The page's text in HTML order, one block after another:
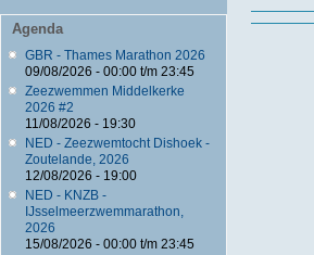
Agenda
GBR - Thames Marathon 2026
09/08/2026 - 00:00t/m 23:45
Zeezwemmen Middelkerke
2026 #2
11/08/2026 - 19:30
NED - Zeezwemtocht Dishoek -
Zoutelande, 2026
12/08/2026 - 19:00
NED - KNZB -
IJsselmeerzwemmarathon,
2026
15/08/2026 - 00:00t/m 23:45